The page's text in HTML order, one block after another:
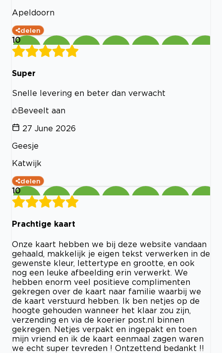
Apeldoorn
delen
10
Super
Snelle levering en beter dan verwacht
Beveelt aan
27 June 2026
Geesje
Katwijk
delen
10
Prachtige kaart
Onze kaart hebben we bij deze website vandaan
gehaald, makkelijk je eigen tekst verwerken in de
gewenste kleur, lettertype en grootte, en ook
nog een leuke afbeelding erin verwerkt. We
hebben enorm veel positieve complimenten
gekregen over de kaart naar familie waarbij we
de kaart verstuurd hebben. Ik ben netjes op de
hoogte gehouden wanneer het klaar zou zijn,
verzending en via de koerier post.nl binnen
gekregen. Netjes verpakt en ingepakt en toen
mijn vriend en ik de kaart eenmaal zagen waren
we echt super tevreden ! Ontzettend bedankt !!